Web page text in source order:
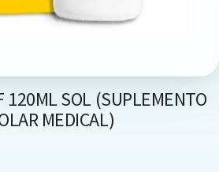
120ML SOL (SUPLEMENTO
MEDICAL)